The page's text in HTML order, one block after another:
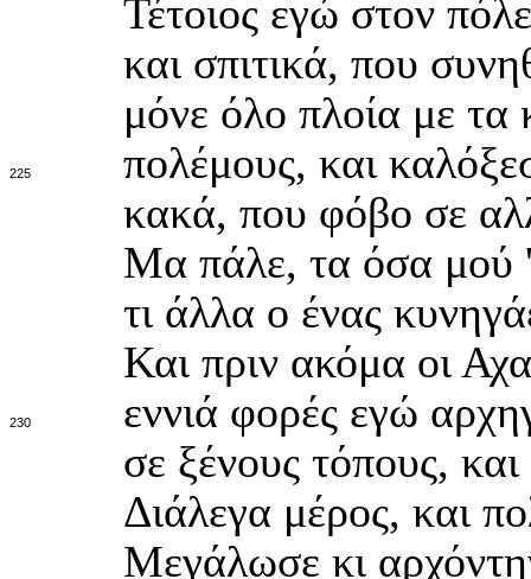
Τέτοιος εγώ στον
και σπιτικά, που
μόνε όλο πλοία με
225
πολέμους, και
κακά, που φόβο σε
Μα πάλε, τα όσα μού
τι άλλα ο ένας
Και πριν ακόμα οι
230
εννιά φορές εγώ
σε ξένους τόπους,
Διάλεγα μέρος, και
Μεγάλωσε κι